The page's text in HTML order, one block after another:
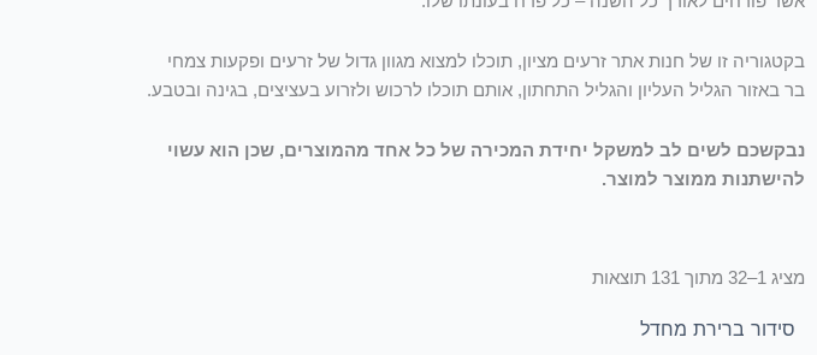
בקטגוריה זו של חנות אתר זרעים מציון, תוכלו למצוא מגוון גדול של זרעים ופקעות צמחי
בר באזור הגליל העליון והגליל התחתון, אותם תוכלו לרכוש ולזרוע בעציצים, בגינה ובטבע.
נבקשכם לשים לב למשקל יחידת המכירה של כל אחד מהמוצרים, שכן הוא עשוי
להישתנות ממוצר למוצר.
מציג 1–32 מתוך 131 תוצאות